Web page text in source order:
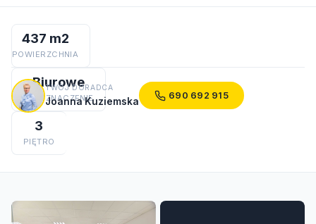
437 m2
POWIERZCHNIA
Biurowe
PRZEZNACZENIE
3
PIĘTRO
TWÓJ DORADCA
Joanna Kuziemska 690 692 915